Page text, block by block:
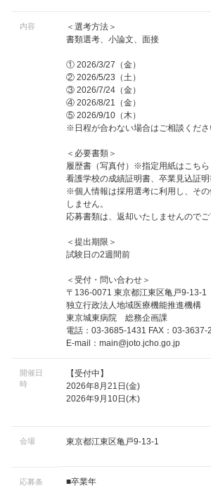
内容
＜選考方法＞
書類選考、小論文、面接
① 2026/3/27（金）
② 2026/5/23（土）
③ 2026/7/24（金）
④ 2026/8/21（金）
⑤ 2026/9/10（木）
※日程が合わない場合はご相談くださ
＜必要書類＞
履歴書（写真付）※指定用紙はこちら
看護学校の成績証明書、卒業見込証
※個人情報は採用選考に利用し、そ
しません。
応募書類は、返却いたしませんのでご
＜提出期限＞
試験日の2週間前
＜受付・問い合わせ＞
〒136-0071 東京都江東区亀戸9-13-1
独立行政法人地域医療機能推進機構
東京城東病院 総務企画課
電話：03-3685-1431 FAX：03-3637-
E-mail： main@joto.jcho.go.jp
開催日
時
【受付中】
2026年8月21日(金)
2026年9月10日(木)
会場 東京都江東区亀戸9-13-1
応募条
■卒業年